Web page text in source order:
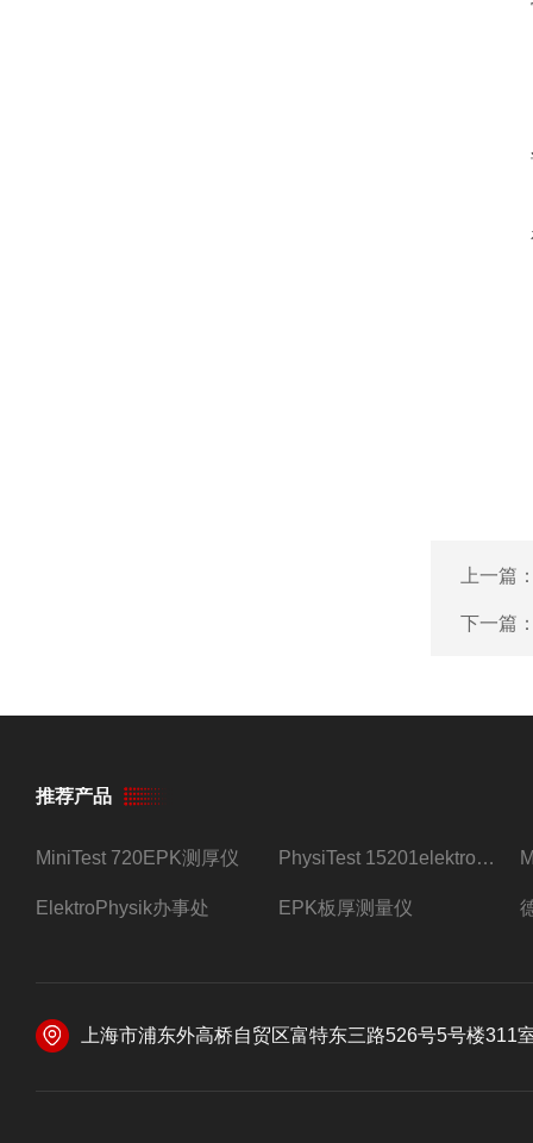
上一篇
下一篇
推荐产品
MiniTest 720EPK测厚仪 PhysiTest 15201elektrophysik测厚仪
ElektroPhysik办事处 EPK板厚测量仪
上海市浦东外高桥自贸区富特东三路526号5号楼311